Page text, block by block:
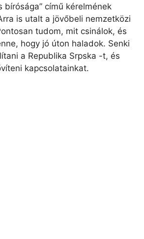
bírósága” című kérelmének
is utalt a jövőbeli nemzetközi
tudom, mit csinálok, és
hogy jó úton haladok. Senki
a Republika Srpska -t, és
kapcsolatainkat.